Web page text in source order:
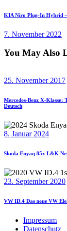
KIA Niro Plug-In Hybrid –
7. November 2022
You May Also
25. November 2017
Mercedes-Benz X-Klasse:
Deutsch
8. Januar 2024
Skoda Enyaq 85x L&K
23. September 2020
VW ID.4 Das neue VW
Impressum
Datenschutz